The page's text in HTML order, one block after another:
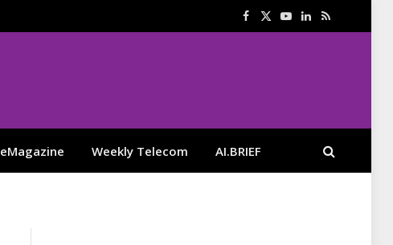
Facebook
X
YouTube
LinkedIn
RSS
eMagazine Weekly Telecom AI.BRIEF